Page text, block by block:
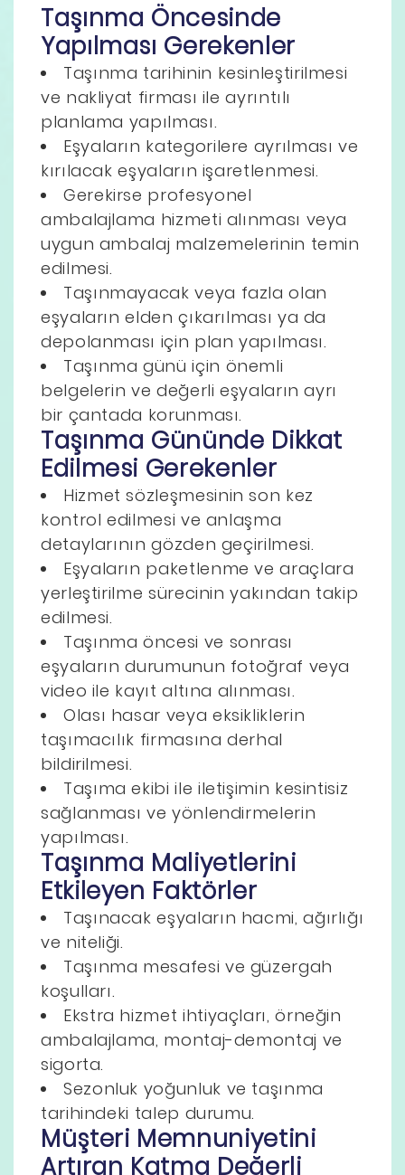
Taşınma Öncesinde
Yapılması Gerekenler
Taşınma tarihinin kesinleştirilmesi
ve nakliyat firması ile ayrıntılı
planlama yapılması.
Eşyaların kategorilere ayrılması ve
kırılacak eşyaların işaretlenmesi.
Gerekirse profesyonel
ambalajlama hizmeti alınması veya
uygun ambalaj malzemelerinin temin
edilmesi.
Taşınmayacak veya fazla olan
eşyaların elden çıkarılması ya da
depolanması için plan yapılması.
Taşınma günü için önemli
belgelerin ve değerli eşyaların ayrı
bir çantada korunması.
Taşınma Gününde Dikkat
Edilmesi Gerekenler
Hizmet sözleşmesinin son kez
kontrol edilmesi ve anlaşma
detaylarının gözden geçirilmesi.
Eşyaların paketlenme ve araçlara
yerleştirilme sürecinin yakından takip
edilmesi.
Taşınma öncesi ve sonrası
eşyaların durumunun fotoğraf veya
video ile kayıt altına alınması.
Olası hasar veya eksikliklerin
taşımacılık firmasına derhal
bildirilmesi.
Taşıma ekibi ile iletişimin kesintisiz
sağlanması ve yönlendirmelerin
yapılması.
Taşınma Maliyetlerini
Etkileyen Faktörler
Taşınacak eşyaların hacmi, ağırlığı
ve niteliği.
Taşınma mesafesi ve güzergah
koşulları.
Ekstra hizmet ihtiyaçları, örneğin
ambalajlama, montaj-demontaj ve
sigorta.
Sezonluk yoğunluk ve taşınma
tarihindeki talep durumu.
Müşteri Memnuniyetini
Artıran Katma Değerli